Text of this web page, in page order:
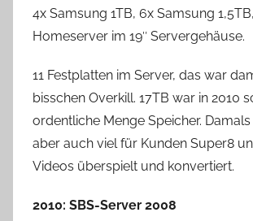
4x Samsung 1TB, 6x Samsung
Homeserver im 19″ Servergehäuse.
11 Festplatten im Server, das war
bisschen Overkill. 17TB war in 2010
ordentliche Menge Speicher.
aber auch viel für Kunden Super8
Videos überspielt und konvertiert.
2010: SBS-Server 2008